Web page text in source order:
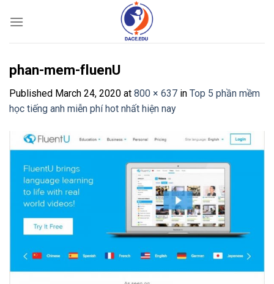
phan-mem-fluenU
Published March 24, 2020 at 800 × 637 in Top 5 phần mềm
học tiếng anh miễn phí hot nhất hiện nay